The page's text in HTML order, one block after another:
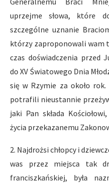
uprzejme słowa, które
szczególne uznanie
którzy zaproponowali wam
czas doświadczenia przed
do XV Światowego Dnia
się w Rzymie za około
potrafili nieustannie
jaki Pan składa
życia przekazanemu
2. Najdrożsi chłopcy i
was przez miejsca tak
franciszkańskiej, była